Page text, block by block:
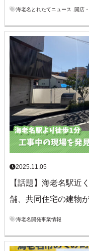
海老名とれたてニュース 開店
2025.11.05
【話題】海老名駅近
舗、共同住宅の建物
海老名開発事業情報